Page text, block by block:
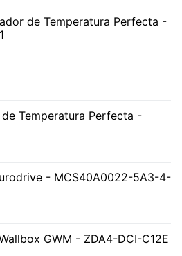
de Temperatura Perfecta -
Temperatura Perfecta -
- MCS40A0022-5A3-4-
GWM - ZDA4-DCI-C12E